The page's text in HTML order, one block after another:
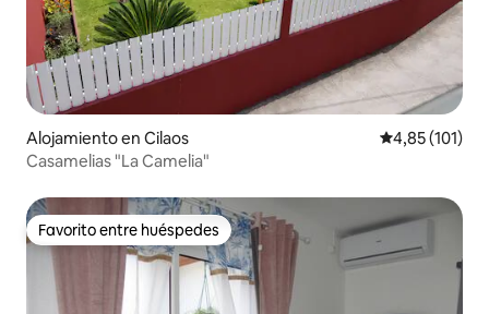
Alojamiento en Cilaos Calificación
4,85 (101)
Casamelias "La Camelia"
Favorito entre huéspedes
Favorito entre huéspedes